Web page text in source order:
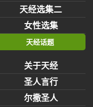
天经选集二
女性选集
天经话题
关于天经
圣人言行
尔撒圣人